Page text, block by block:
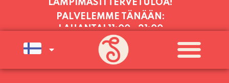
KLO 11-21) SUNNUNTAIHIN 16.8.
SAAKKA JONKA JÄLKEEN OLEMME
AVOINNA VIIKONLOPPUISIN (PE-
SU) ELOKUUN LOPPUUN ASTI
LÄMPIMÄSTI TERVETULOA!